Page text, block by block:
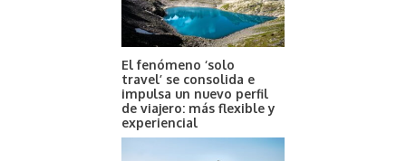
El fenómeno ‘solo
travel’ se consolida e
impulsa un nuevo perfil
de viajero: más flexible y
experiencial